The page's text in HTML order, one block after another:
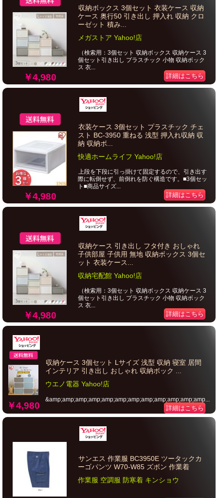
￥4,980
収納ボックス 3個セット 衣装ケース 収納
ケース 奥行50 引き出し 押入れ 収納 クロ
ーゼット 積み...
メガストア Yahoo!店
（検索用：3個セット 収納ボックス 収納ケース 3
個セット引き出し プラスチック 小物 収納ボック
ス 衣...
詳細はこちら
￥4,980
衣装ケース 3個セット プラスチック チェ
スト BC-3950 重ねる 浅型 押入れ収納 収
納 収納ボ...
快適ホームライフ Yahoo!店
上段を下段に引っ掛けて固定するので、引き出す
際に転倒せず、前倒れを防ぐ構造です。■3個セッ
ト■商品サイズ...
詳細はこちら
￥4,980
収納ケース 引き出し フタ付き おしゃれ
子供部屋 子供用 無地 収納ボックス 3個セ
ット 衣装ケース...
収納宅配館 Yahoo!店
（検索用：3個セット 収納ボックス 収納ケース 3
個セット引き出し プラスチック 小物 収納ボック
ス 衣...
詳細はこちら
￥4,980
収納ケース 3個セット Lサイズ 浅型 収納 寝室 居間
インテリア 引き出し おしゃれ 収納ボック ...
ウエノ電器 Yahoo!店
&amp;amp;amp;amp;amp;amp;amp;amp;amp;amp;amp;amp...
詳細はこちら
サンエス 作業服 BC3950E ツータックカ
ーゴパンツ W70-W85 ズボン 作業着
作業服 空調服 防寒着 キンショウ